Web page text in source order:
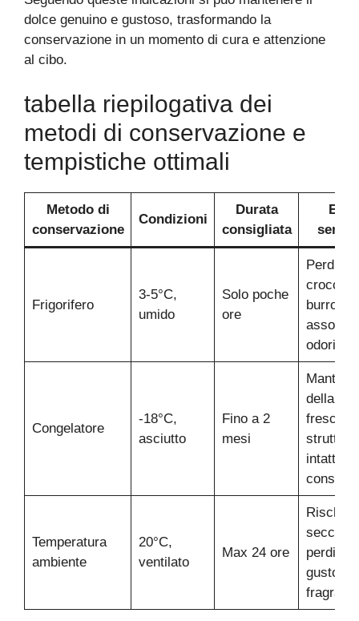
dolce genuino e gustoso, trasformando la
conservazione in un momento di cura e attenzione
al cibo.
tabella riepilogativa dei
metodi di conservazione e
tempistiche ottimali
Metodo di
conservazione
Condizioni
Durata
consigliata
Frigorifero
3-5°C,
umido
Solo poche
ore
Perdita
burro
odori
Congelatore
-18°C,
asciutto
Fino a 2
mesi
della
struttura
intatta,
Temperatura
ambiente
20°C,
ventilato
Max 24 ore
Rischio
perdita
gusto e